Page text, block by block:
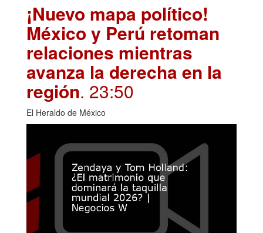
¡Nuevo mapa político!
México y Perú retoman
relaciones mientras
avanza la derecha en la
región. 23:50
El Heraldo de México